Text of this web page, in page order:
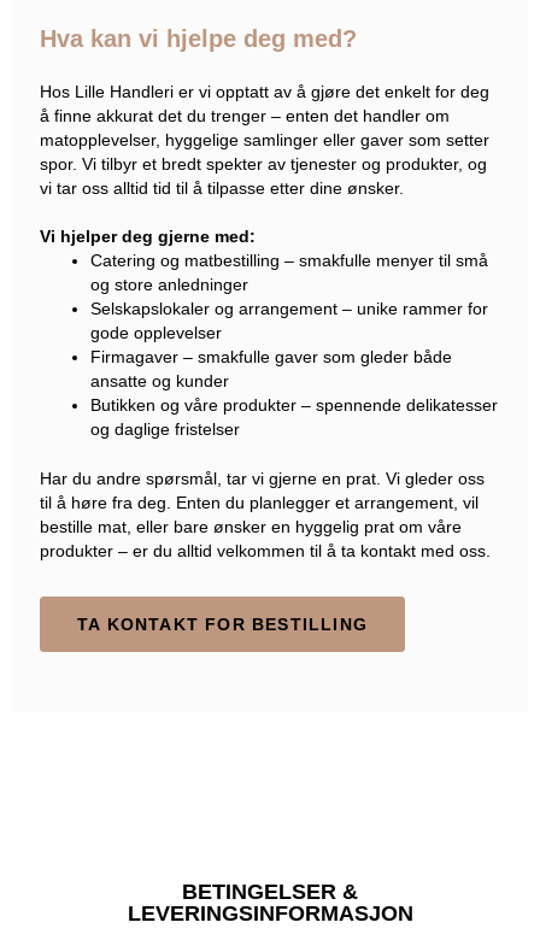
Hva kan vi hjelpe deg med?
Hos Lille Handleri er vi opptatt av å gjøre det enkelt for deg
å finne akkurat det du trenger – enten det handler om
matopplevelser, hyggelige samlinger eller gaver som setter
spor. Vi tilbyr et bredt spekter av tjenester og produkter, og
vi tar oss alltid tid til å tilpasse etter dine ønsker.
Vi hjelper deg gjerne med:
Catering og matbestilling – smakfulle menyer til små
og store anledninger
Selskapslokaler og arrangement – unike rammer for
gode opplevelser
Firmagaver – smakfulle gaver som gleder både
ansatte og kunder
Butikken og våre produkter – spennende delikatesser
og daglige fristelser
Har du andre spørsmål, tar vi gjerne en prat. Vi gleder oss
til å høre fra deg. Enten du planlegger et arrangement, vil
bestille mat, eller bare ønsker en hyggelig prat om våre
produkter – er du alltid velkommen til å ta kontakt med oss.
TA KONTAKT FOR BESTILLING
BETINGELSER &
LEVERINGSINFORMASJON